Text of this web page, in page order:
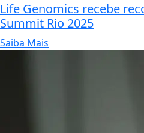
Life Genomics recebe
Summit Rio 2025
Saiba Mais